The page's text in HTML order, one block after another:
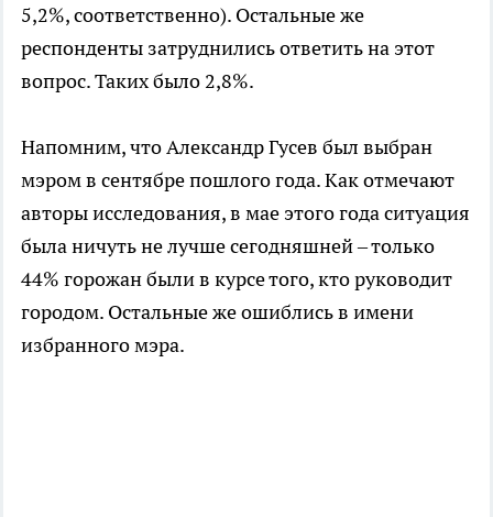
5,2%, соответственно). Остальные же
респонденты затруднились ответить на этот
вопрос. Таких было 2,8%.
Напомним, что Александр Гусев был выбран
мэром в сентябре пошлого года. Как отмечают
авторы исследования, в мае этого года ситуация
была ничуть не лучше сегодняшней – только
44% горожан были в курсе того, кто руководит
городом. Остальные же ошиблись в имени
избранного мэра.